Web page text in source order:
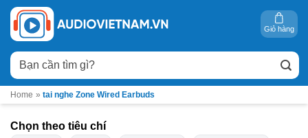
Bỏ
qua
nội
dung
Tìm
kiếm:
Giỏ hàng
Home » tai nghe Zone Wired Earbuds
Chọn theo tiêu chí